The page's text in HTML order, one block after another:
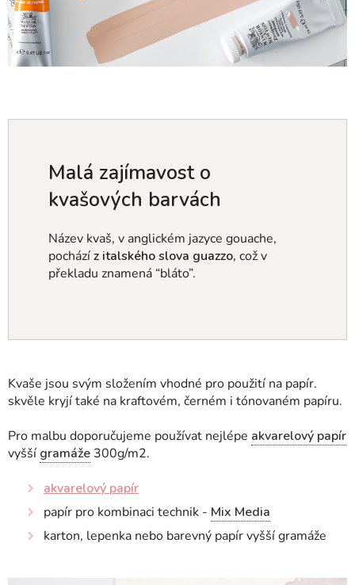
Malá zajímavost o
kvašových barvách
Název kvaš, v anglickém jazyce gouache,
pocházíz italského slova guazzo, což v
překladu znamená “bláto”.
Kvaše jsou svým složením vhodné pro použití na papír.
skvěle kryjí také na kraftovém, černém i tónovaném papíru.
Pro malbu doporučujeme používat nejlépe akvarelový papír
vyšší gramáže 300g/m2.
akvarelový papír
papír pro kombinaci technik - Mix Media
karton, lepenka nebo barevný papír vyšší gramáže